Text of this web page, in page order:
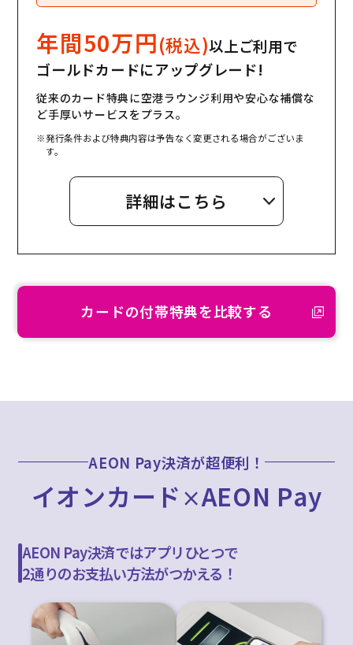
年間50万円(税込)以上ご利用で
ゴールドカードにアップグレード!
従来のカード特典に空港ラウンジ利用や安心な補償な
ど手厚いサービスをプラス。
※発行条件および特典内容は予告なく変更される場合がございま
す。
詳細はこちら
カードの付帯特典を比較する
AEON Pay決済が超便利！
イオンカード ×AEON Pay
AEON Pay決済ではアプリひとつで
2通りのお支払い方法がつかえる！